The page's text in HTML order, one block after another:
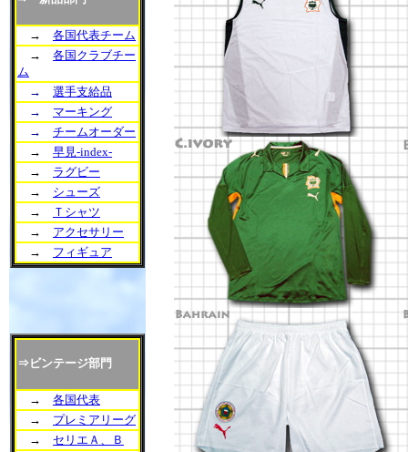
→ 各国代表チーム
→ 各国クラブチー
ム
→ 選手支給品
→ マーキング
→ チームオーダー
→ 早見-index-
→ ラグビー
→ シューズ
→
Ｔシャツ
→ アクセサリー
→ フィギュア
⇒ビンテージ部門
→ 各国代表
→ プレミアリーグ
→ セリエＡ、Ｂ